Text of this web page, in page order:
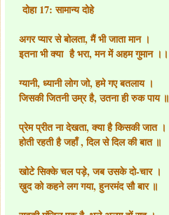
दोहा 17: सामान्य दोहे
अगर प्यार से बोलता, मैं भी जाता मान ।
इतना भी क्या है भरा, मन में अहम गुमान ।।
ग्यानी, ध्यानी लोग जो, हमे गए बतलाय ।
जिसकी जितनी उम्र है, उतना ही रुक पाय ॥
प्रेम प्रीत ना देखता, क्या है किसकी जात ।
होती रहती है जहाँ , दिल से दिल की बात ॥
खोटे सिक्के चल पड़े, जब उसके दो-चार ।
ख़ुद को कहने लग गया, हुनरमंद सौ बार ॥